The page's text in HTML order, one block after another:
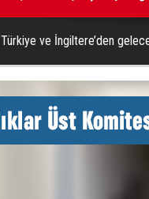
Türkiye ve İngiltere’den